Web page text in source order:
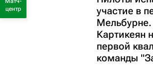
участие в
Картикеян
первой
команды
центр